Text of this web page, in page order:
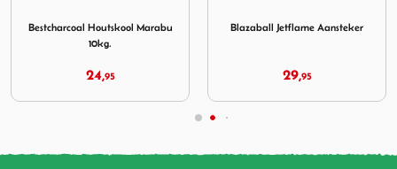
Blazaball Jetflame Aansteker
29,95
The Bastard Turbo Blower
70,95